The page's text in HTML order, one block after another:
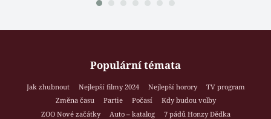
Populární témata
Jak zhubnout Nejlepší filmy 2024 Nejlepší horory
TV program
Změna času
Partie Počasí
Kdy budou volby
ZOO Nové začátky
Auto – katalog
7 pádů Honzy Dědka